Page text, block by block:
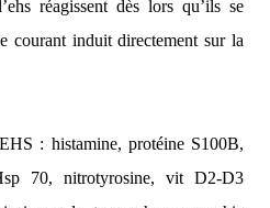
réagissent dès lors qu’ils se
courant induit directement sur la
: histamine, protéine S100B,
70, nitrotyrosine, vit D2-D3